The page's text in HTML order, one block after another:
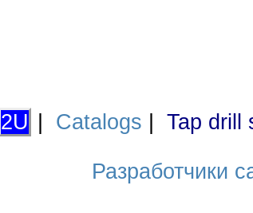
2U Catalogs Tap drill
Разработчики